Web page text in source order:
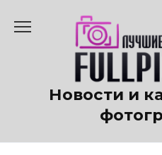
содержанию
Новости и